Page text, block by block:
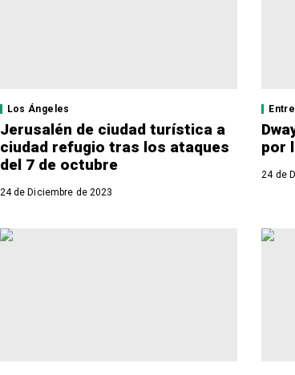
Los Ángeles
Jerusalén de ciudad turística a
ciudad refugio tras los ataques
del 7 de octubre
24 de Diciembre de 2023
por
24 de